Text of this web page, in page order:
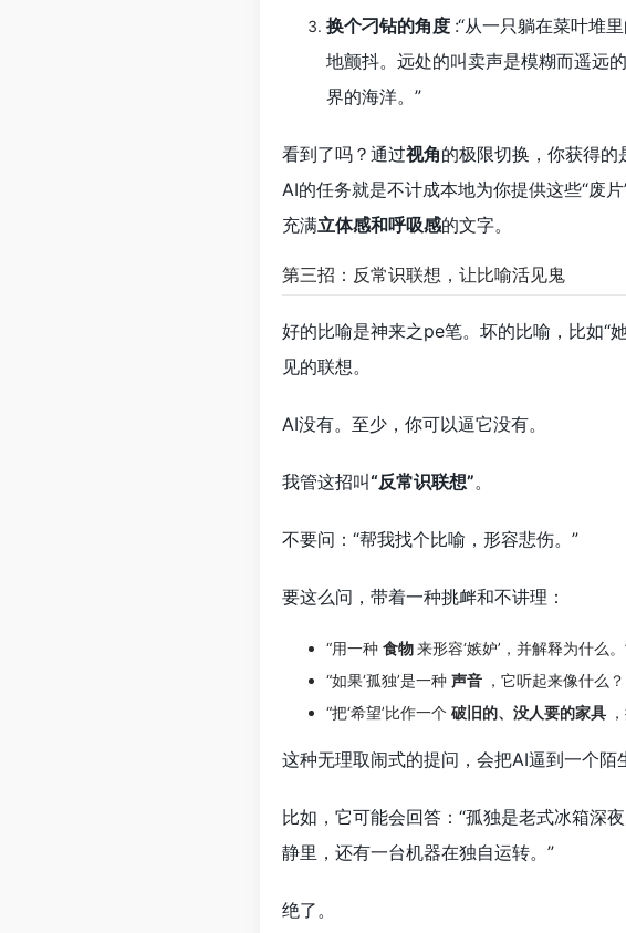
换个刁钻的角度 :“从一只躺在菜叶堆
地颤抖。远处的叫卖声是模糊而遥远
界的海洋。”
看到了吗？通过视角的极限切换，你获得的
AI的任务就是不计成本地为你提供这些“废
充满立体感和呼吸感的文字。
第三招：反常识联想，让比喻活见鬼
好的比喻是神来之pe笔。坏的比喻，比如“
见的联想。
AI没有。至少，你可以逼它没有。
我管这招叫“反常识联想”。
不要问：“帮我找个比喻，形容悲伤。”
要这么问，带着一种挑衅和不讲理：
“用一种 食物来形容‘嫉妒’，并解释为什么。
“如果‘孤独’是一种 声音 ，它听起来像什么
“把‘希望’比作一个 破旧的、没人要的家具
这种无理取闹式的提问，会把AI逼到一个陌
比如，它可能会回答：“孤独是老式冰箱深
静里，还有一台机器在独自运转。”
绝了。